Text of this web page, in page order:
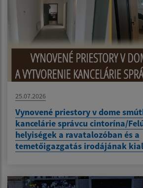
25.07.2026
Vynovené priestory v dome
kancelárie správcu cintorína/
helyiségek a ravatalozóban és a
temetőigazgatás irodájának